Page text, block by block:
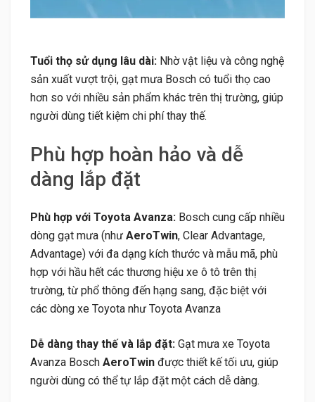
Tuổi thọ sử dụng lâu dài: Nhờ vật liệu và công nghệ
sản xuất vượt trội, gạt mưa Bosch có tuổi thọ cao
hơn so với nhiều sản phẩm khác trên thị trường, giúp
người dùng tiết kiệm chi phí thay thế.
Phù hợp hoàn hảo và dễ
dàng lắp đặt
Phù hợp với Toyota Avanza: Bosch cung cấp nhiều
dòng gạt mưa (như AeroTwin, Clear Advantage,
Advantage) với đa dạng kích thước và mẫu mã, phù
hợp với hầu hết các thương hiệu xe ô tô trên thị
trường, từ phổ thông đến hạng sang, đặc biệt với
các dòng xe Toyota như Toyota Avanza
Dễ dàng thay thế và lắp đặt: Gạt mưa xe Toyota
Avanza Bosch AeroTwin được thiết kế tối ưu, giúp
người dùng có thể tự lắp đặt một cách dễ dàng.